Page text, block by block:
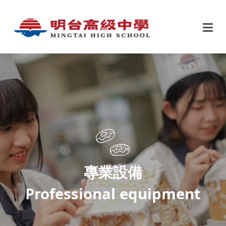
專業設備
Professional equipment